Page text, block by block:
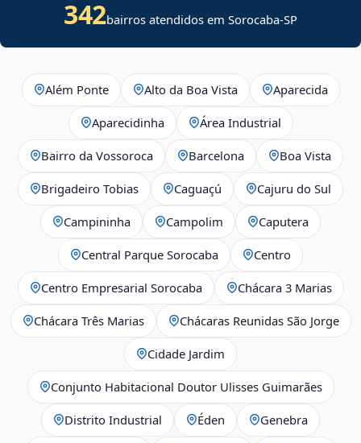
342bairros atendidos em Sorocaba-SP
Além Ponte Alto da Boa Vista Aparecida
Aparecidinha Área Industrial
Bairro da Vossoroca Barcelona Boa Vista
Brigadeiro Tobias Caguaçú Cajuru do Sul
Campininha Campolim Caputera
Central Parque Sorocaba Centro
Centro Empresarial Sorocaba Chácara 3 Marias
Chácara Três Marias Chácaras Reunidas São Jorge
Cidade Jardim
Conjunto Habitacional Doutor Ulisses Guimarães
Distrito Industrial Éden Genebra